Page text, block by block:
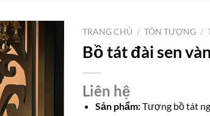
TRANG CHỦ / TÔN TƯỢNG /
Bồ tát đài sen
Liên hệ
Sản phẩm:Tượng bồ tát